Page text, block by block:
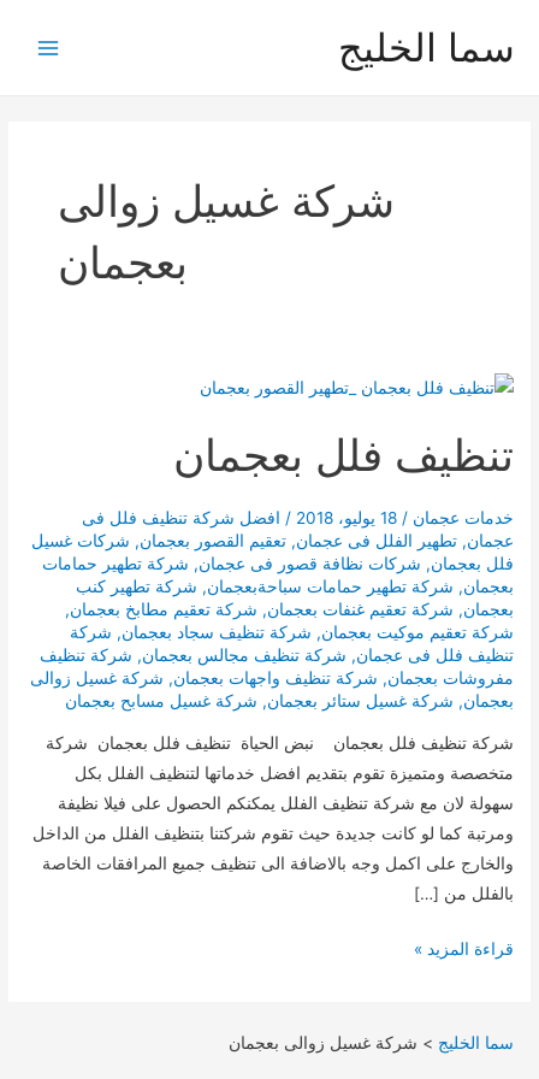
سما الخليج
شركة غسيل زوالى
بعجمان
تنظيف فلل بعجمان
خدمات عجمان /18 يوليو، 2018 / افضل شركة تنظيف فلل فى
عجمان,تطهير الفلل فى عجمان,تعقيم القصور بعجمان, شركات غسيل
فلل بعجمان, شركات نظافة قصور فى عجمان, شركة تطهير حمامات
بعجمان, شركة تطهير حمامات سباحةبعجمان, شركة تطهير كنب
بعجمان, شركة تعقيم غنفات بعجمان, شركة تعقيم مطابخ بعجمان,
شركة تعقيم موكيت بعجمان, شركة تنظيف سجاد بعجمان, شركة
تنظيف فلل فى عجمان, شركة تنظيف مجالس بعجمان, شركة تنظيف
مفروشات بعجمان, شركة تنظيف واجهات بعجمان, شركة غسيل زوالى
بعجمان, شركة غسيل ستائر بعجمان, شركة غسيل مسابح بعجمان
شركة تنظيف فلل بعجمان نبض الحياة تنظيف فلل بعجمان شركة
متخصصة ومتميزة تقوم بتقديم افضل خدماتها لتنظيف الفلل بكل
سهولة لان مع شركة تنظيف الفلل يمكنكم الحصول على فيلا نظيفة
ومرتبة كما لو كانت جديدة حيث تقوم شركتنا بتنظيف الفلل من الداخل
والخارج على اكمل وجه بالاضافة الى تنظيف جميع المرافقات الخاصة
بالفلل من […]
تنظيف
قراءة المزيد »
سما الخليج > شركة غسيل زوالى بعجمان